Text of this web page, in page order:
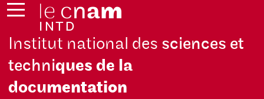
Institut national des sciences et
techniques de la
documentation